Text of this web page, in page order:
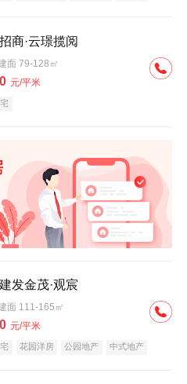
招商·云璟揽阅
面 79-128㎡
元/平米
建发金茂·观宸
面 111-165㎡
元/平米
花园洋房 公园地产
中式地产